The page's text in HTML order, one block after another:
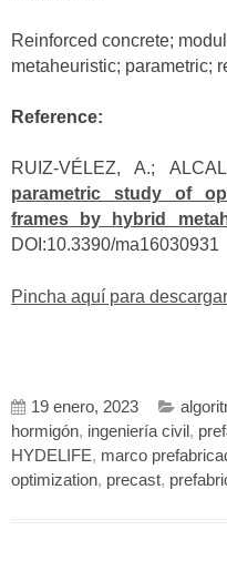
Reinforced concrete;
metaheuristic; parametric;
Reference:
RUIZ-VÉLEZ, A.;
parametric study of
frames by hybrid
DOI:10.3390/ma16030931
Pincha aquí para descargar
19 enero, 2023
hormigón, ingeniería civil,
HYDELIFE, marco
optimization, precast,